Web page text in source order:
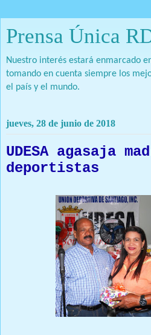
Prensa Única
Nuestro interés estará enmarcado
tomando en cuenta siempre los
el país y el mundo.
jueves, 28 de junio de 2018
UDESA agasaja
deportistas